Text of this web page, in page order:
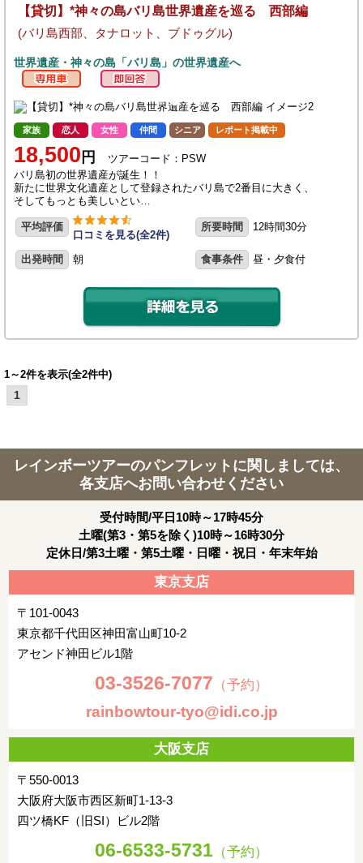
【貸切】*神々の島バリ島世界遺産を巡る 西部編
(バリ島西部、タナロット、ブドゥグル)
世界遺産・神々の島「バリ島」の世界遺産へ
家族 恋人 女性 仲間 シニア レポート掲載中
18,500 円
ツアーコード：PSW
バリ島初の世界遺産が誕生！！
新たに世界文化遺産として登録されたバリ島で2番目に大きく、
そしてもっとも美しいとい…
平均評価
口コミを見る(全2件)
所要時間 12時間30分
出発時間 朝 食事条件 昼・夕食付
1～2件を表示(全2件中)
1
レインボーツアーのパンフレットに関しましては、
各支店へお問い合わせください
受付時間/平日10時～17時45分
土曜(第3・第5を除く)10時～16時30分
定休日/第3土曜・第5土曜・日曜・祝日・年末年始
東京支店
〒101-0043
東京都千代田区神田富山町10-2
アセンド神田ビル1階
03-3526-7077 （予約）
rainbowtour-tyo@idi.co.jp
大阪支店
〒550-0013
大阪府大阪市西区新町1-13-3
四ツ橋KF（旧SI）ビル2階
06-6533-5731 （予約）